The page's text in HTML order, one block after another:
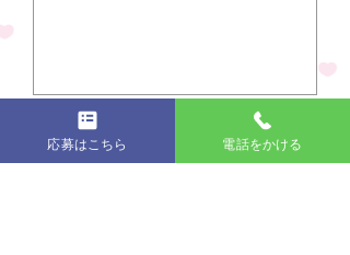
応募はこちら 電話をかける